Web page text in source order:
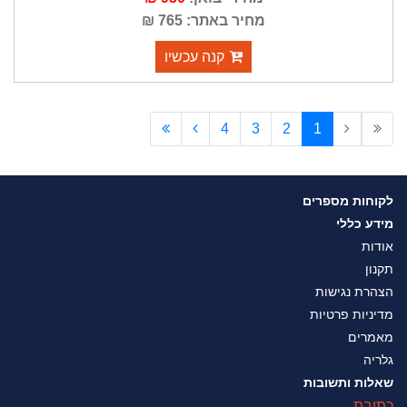
מחיר באתר: 765 ₪
קנה עכשיו
1
2
3
4
לקוחות מספרים
מידע כללי
אודות
תקנון
הצהרת נגישות
מדיניות פרטיות
מאמרים
גלריה
שאלות ותשובות